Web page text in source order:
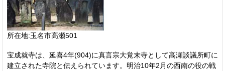
所在地:玉名市高瀬501
宝成就寺は、延喜4年(904)に真言宗大覚末寺として高瀬談議所町に
建立された寺院と伝えられています。明治10年2月の西南の役の戦